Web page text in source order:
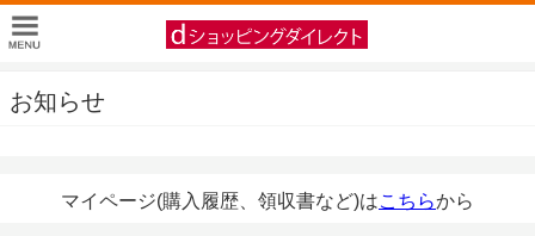
お知らせ
マイページ(購入履歴、領収書など)はこちらから